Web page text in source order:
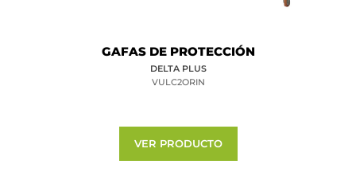
GAFAS DE PROTECCIÓN
DELTA PLUS
VULC2ORIN
VER PRODUCTO